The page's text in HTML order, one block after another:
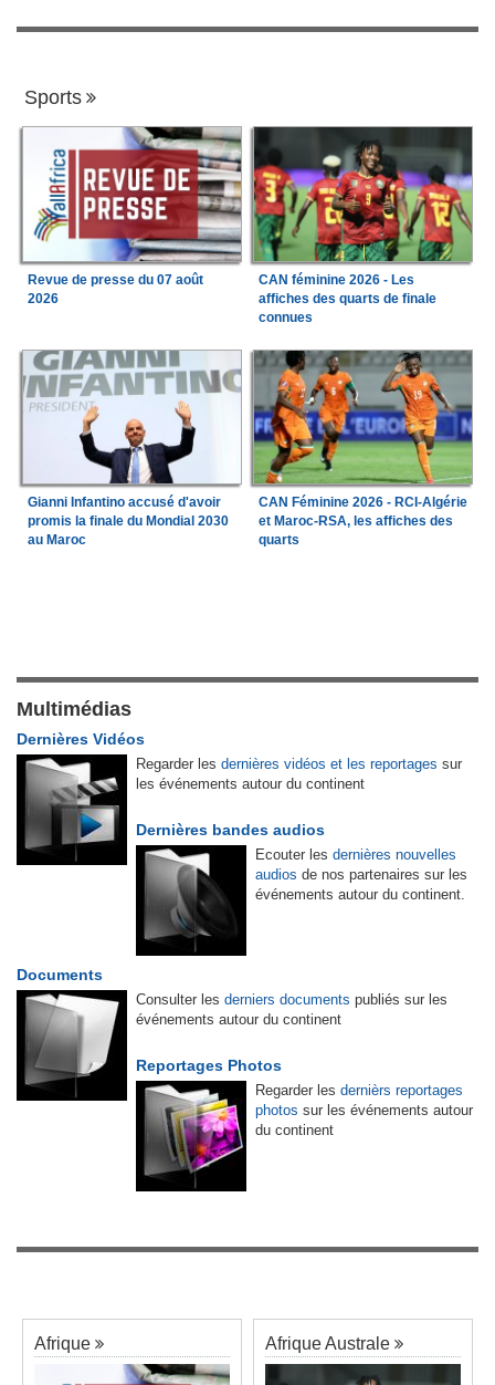
Sports
Revue de presse du 07 août
2026
CAN féminine 2026 - Les
affiches des quarts de finale
connues
Gianni Infantino accusé d'avoir
promis la finale du Mondial 2030
au Maroc
CAN Féminine 2026 - RCI-Algérie
et Maroc-RSA, les affiches des
quarts
Multimédias
Dernières Vidéos
Regarder les dernières vidéos et les reportages sur
les événements autour du continent
Dernières bandes audios
Ecouter les dernières nouvelles
audios de nos partenaires sur les
événements autour du continent.
Documents
Consulter les derniers documents publiés sur les
événements autour du continent
Reportages Photos
Regarder les dernièrs reportages
photos sur les événements autour
du continent
Afrique Afrique Australe